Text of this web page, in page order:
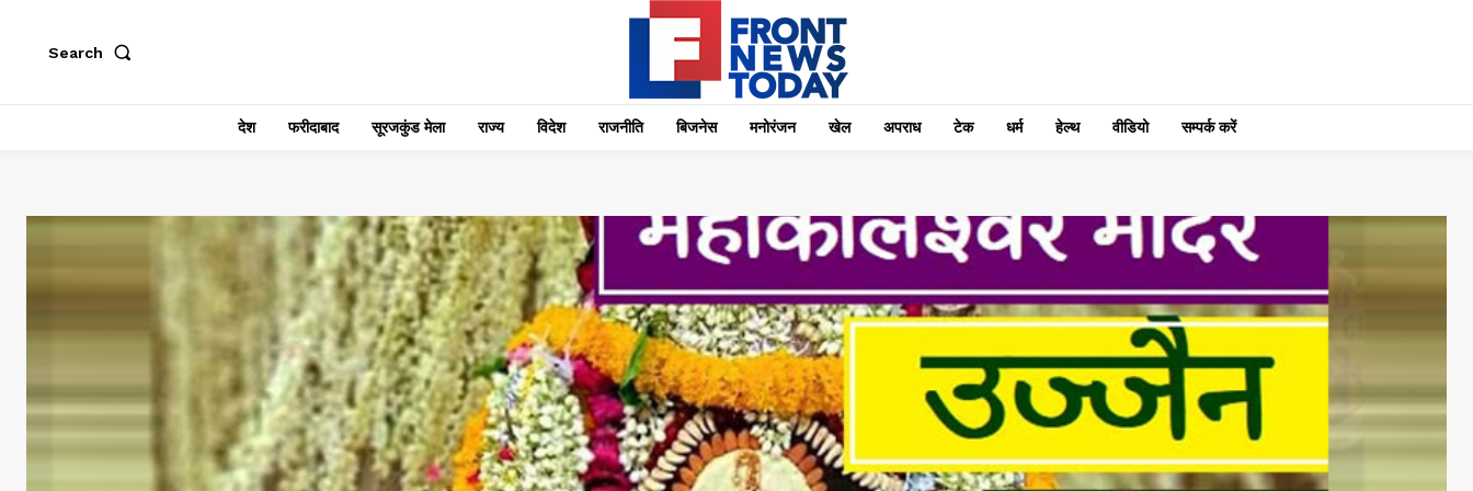
Search
देश फरीदाबाद सूरजकुंड मेला राज्‍य विदेश राजनीति बिजनेस मनोरंजन खेल अपराध टेक धर्म हेल्थ वीडियो सम्पर्क करें